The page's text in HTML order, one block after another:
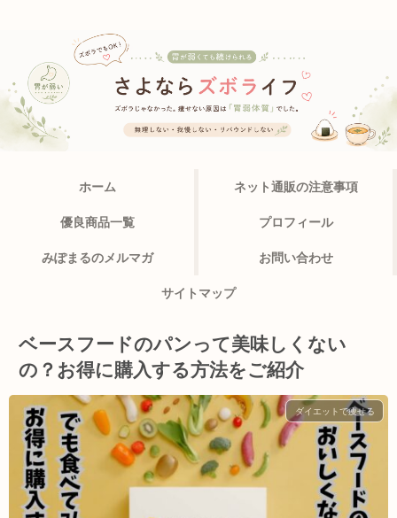
ホーム ネット通販の注意事項
優良商品一覧 プロフィール
みぽまるのメルマガ お問い合わせ
サイトマップ
ベースフードのパンって美味しくない
の？お得に購入する方法をご紹介
ダイエットで痩せる